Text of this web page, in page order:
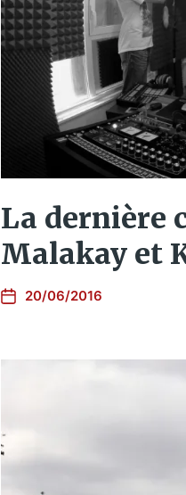
La dernière
Malakay et
20/06/2016